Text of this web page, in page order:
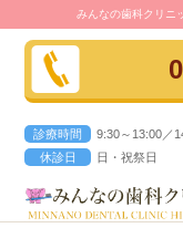
みんなの歯科クリニ
診療時間
9:30～13:00／
休診日
日・祝祭日